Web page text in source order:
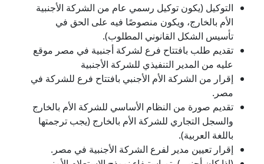
التوكيل (يكون توكيل رسمي عام من الشركة الأجنبية
الأم بالخارج، ويكون منصوصًا فيه على الحق في
تأسيس الشكل القانوني المطلوب).
تقديم طلب بافتتاح فرع لشركة أجنبية في مصر موقع
عليه من المدير التنفيذي للشركة الأجنبية
إقرار من الشركة الأم الأجنبي بافتتاح فرع للشركة في
مصر.
تقديم صورة من النظام الأساسي للشركة الأم بالخارج
والسجل التجاري للشركة الأم بالخارج (يجب ترجمتها
باللغة العربية).
إقرار تعيين مدير لفرع الشركة الأجنبية في مصر.